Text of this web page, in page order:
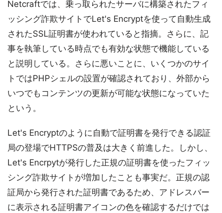
Netcraftでは、乗っ取られたサーバに構築されたフィ
ッシング詐欺サイトでLet's Encryptを使って自動生成
されたSSL証明書が使われていると指摘。さらに、記
事を執筆している時点でも有効な状態で機能している
と説明している。さらに悪いことに、いくつかのサイ
トではPHPシェルの設置が確認されており、外部から
いつでもコンテンツの更新が可能な状態になっていた
という。
Let's Encryptのように自動で証明書を発行できる認証
局の登場でHTTPSの普及は大きく前進した。しかし、
Let's Encrpytが発行した正規の証明書を使ったフィッ
シング詐欺サイトが増加したことも事実だ。正規の認
証局から発行された証明書であるため、アドレスバー
に表示される証明書アイコンの色を確認するだけでは